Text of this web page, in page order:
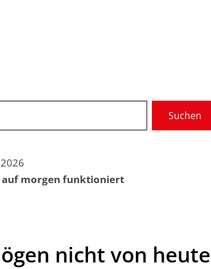
Kommunale Dienste
Suchen
2026
auf morgen funktioniert
nicht von heute